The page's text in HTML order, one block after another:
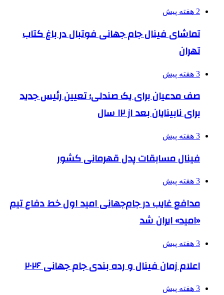
2 هفته پیش
تماشای فینال جام جهانی فوتبال در باغ کتاب
تهران
3 هفته پیش
صف مدعیان برای یک صندلی؛ تعیین رئیس جدید
برای نابینایان بعد از ۱۲ سال
3 هفته پیش
فینال مسابقات پدل قهرمانی کشور
3 هفته پیش
مدافع غایب در جام‌جهانی امید اول خط دفاع تیم
«امید» ایران شد
3 هفته پیش
اعلام زمان فینال و رده بندی جام جهانی ۲۰۲۶
3 هفته پیش